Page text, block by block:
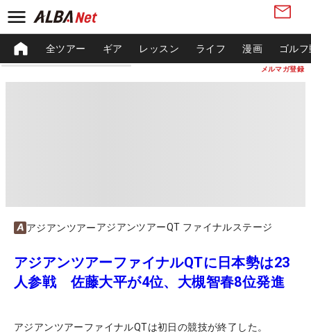
メルマガ登録
全ツアー ギア レッスン ライフ 漫画 ゴル
アジアンツアーアジアンツアーQT ファイナルステージ
アジアンツアーファイナルQTに日本勢は23
人参戦 佐藤大平が4位、大槻智春8位発進
アジアンツアーファイナルQTは初日の競技が終了した。